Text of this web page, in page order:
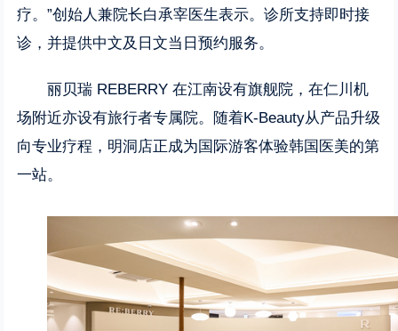
疗。”创始人兼院长白承宰医生表示。诊所支持即时接
诊，并提供中文及日文当日预约服务。
丽贝瑞 REBERRY 在江南设有旗舰院，在仁川机
场附近亦设有旅行者专属院。随着K-Beauty从产品升级
向专业疗程，明洞店正成为国际游客体验韩国医美的第
一站。